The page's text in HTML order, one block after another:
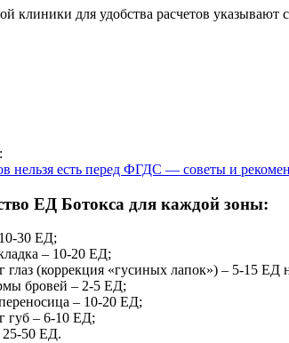
клиники для удобства расчетов
нельзя есть перед ФГДС — советы и
ЕД Ботокса для каждой зоны:
30 ЕД;
– 10-20 ЕД;
глаз (коррекция «гусиных лапок») – 5-15 ЕД
бровей – 2-5 ЕД;
– 10-20 ЕД;
губ – 6-10 ЕД;
25-50 ЕД.